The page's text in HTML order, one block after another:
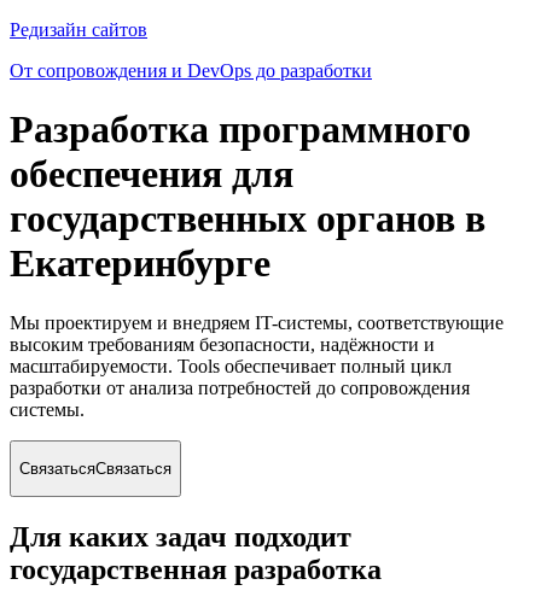
Редизайн сайтов
От сопровождения и DevOps до разработки
Разработка программного
обеспечения для
государственных органов в
Екатеринбурге
Мы проектируем и внедряем IT-системы, соответствующие
высоким требованиям безопасности, надёжности и
масштабируемости. Tools обеспечивает полный цикл
разработки от анализа потребностей до сопровождения
системы.
СвязатьсяСвязаться
Для каких задач подходит
государственная разработка